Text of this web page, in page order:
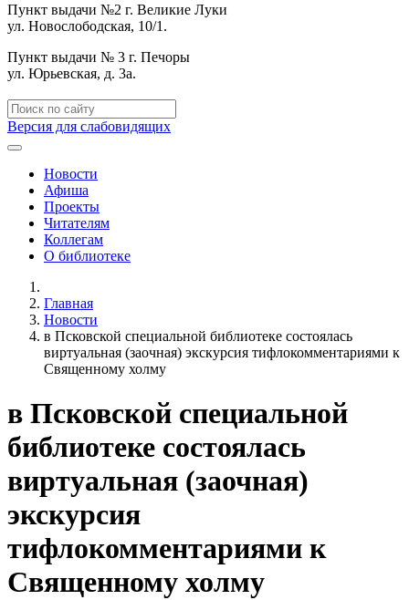
Пункт выдачи №2 г. Великие Луки
ул. Новослободская, 10/1.
Пункт выдачи № 3 г. Печоры
ул. Юрьевская, д. 3а.
Версия для слабовидящих
Новости
Афиша
Проекты
Читателям
Коллегам
О библиотеке
Главная
Новости
в Псковской специальной библиотеке состоялась
виртуальная (заочная) экскурсия тифлокомментариями к
Священному холму
в Псковской специальной
библиотеке состоялась
виртуальная (заочная)
экскурсия
тифлокомментариями к
Священному холму